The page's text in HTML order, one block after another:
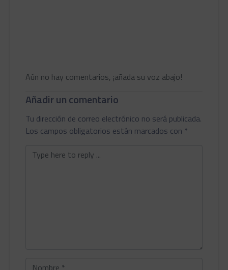
Aún no hay comentarios, ¡añada su voz abajo!
Añadir un comentario
Tu dirección de correo electrónico no será publicada.
Los campos obligatorios están marcados con *
Comentario
Nombre